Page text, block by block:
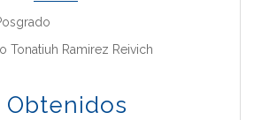
Tonatiuh Ramirez Reivich
Obtenidos